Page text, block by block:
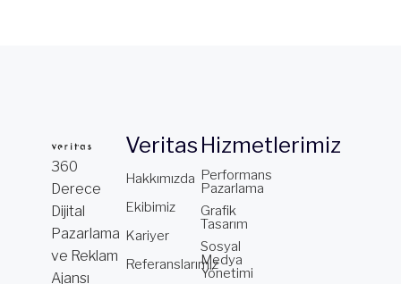
360
Derece
Dijital
Pazarlama
ve Reklam
Ajansı
Veritas
Hakkımızda
Ekibimiz
Kariyer
Referanslarımız
Hizmetlerimiz
Performans
Pazarlama
Grafik
Tasarım
Sosyal
Medya
Yönetimi